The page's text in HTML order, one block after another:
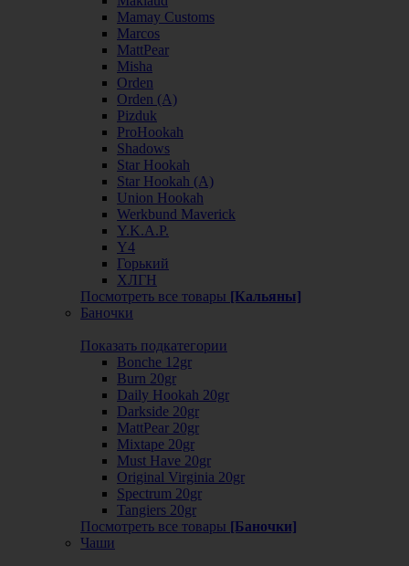
Mamay Customs
Marcos
MattPear
Misha
Orden
Orden (А)
Pizduk
ProHookah
Shadows
Star Hookah
Star Hookah (А)
Union Hookah
Werkbund Maverick
Y.K.A.P.
Y4
Горький
ХЛГН
Посмотреть все товары [Кальяны]
Баночки
Показать подкатегории
Bonche 12gr
Burn 20gr
Daily Hookah 20gr
Darkside 20gr
MattPear 20gr
Mixtape 20gr
Must Have 20gr
Original Virginia 20gr
Spectrum 20gr
Tangiers 20gr
Посмотреть все товары [Баночки]
Чаши